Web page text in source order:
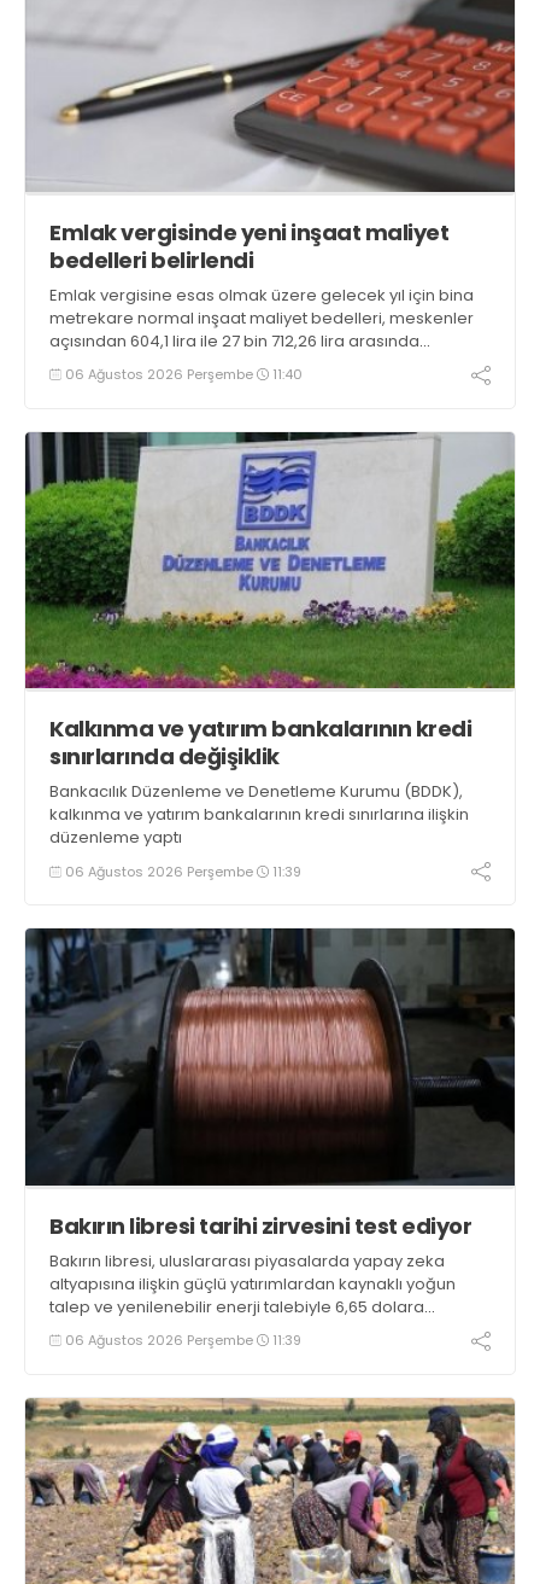
Emlak vergisinde yeni inşaat maliyet
bedelleri belirlendi
Emlak vergisine esas olmak üzere gelecek yıl için bina
metrekare normal inşaat maliyet bedelleri, meskenler
açısından 604,1 lira ile 27 bin 712,26 lira arasında
değişecek
06 Ağustos 2026 Perşembe 11:40
Kalkınma ve yatırım bankalarının kredi
sınırlarında değişiklik
Bankacılık Düzenleme ve Denetleme Kurumu (BDDK),
kalkınma ve yatırım bankalarının kredi sınırlarına ilişkin
düzenleme yaptı
06 Ağustos 2026 Perşembe 11:39
Bakırın libresi tarihi zirvesini test ediyor
Bakırın libresi, uluslararası piyasalarda yapay zeka
altyapısına ilişkin güçlü yatırımlardan kaynaklı yoğun
talep ve yenilenebilir enerji talebiyle 6,65 dolara
ulaşarak tarihi zirvesini test ediyor
06 Ağustos 2026 Perşembe 11:39